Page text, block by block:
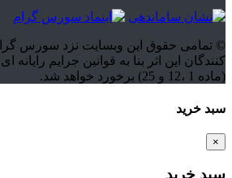
© تمامی حقوق این وبسایت نزد سورس
کنندگان این اثر بنا به قوانین جرایم
(ماده 1 ،12 و 25) برخورد خواهد شد.
سبد خرید
×
سبد خرید